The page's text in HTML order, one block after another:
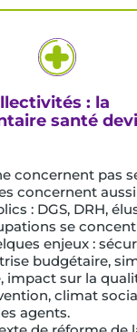
: la
santé
concernent pas
concernent
: DGS, DRH,
se
enjeux :
budgétaire,
impact sur la
climat
agents.